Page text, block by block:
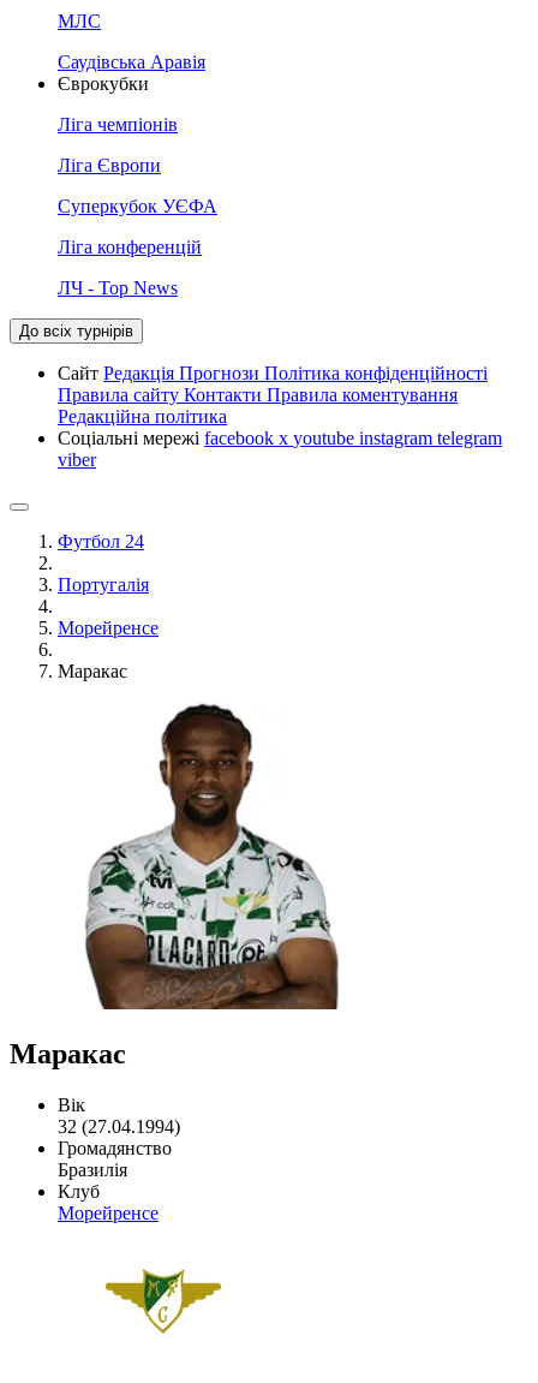
МЛС
Саудівська Аравія
Єврокубки
Ліга чемпіонів
Ліга Європи
Суперкубок УЄФА
Ліга конференцій
ЛЧ - Top News
До всіх турнірів
Сайт Редакція Прогнози Політика конфіденційності
Правила сайту Контакти Правила коментування
Редакційна політика
Соціальні мережі facebook x youtube instagram telegram
viber
Футбол 24
Португалія
Морейренсе
Маракас
Маракас
Вік
32 (27.04.1994)
Громадянство
Бразилія
Клуб
Морейренсе